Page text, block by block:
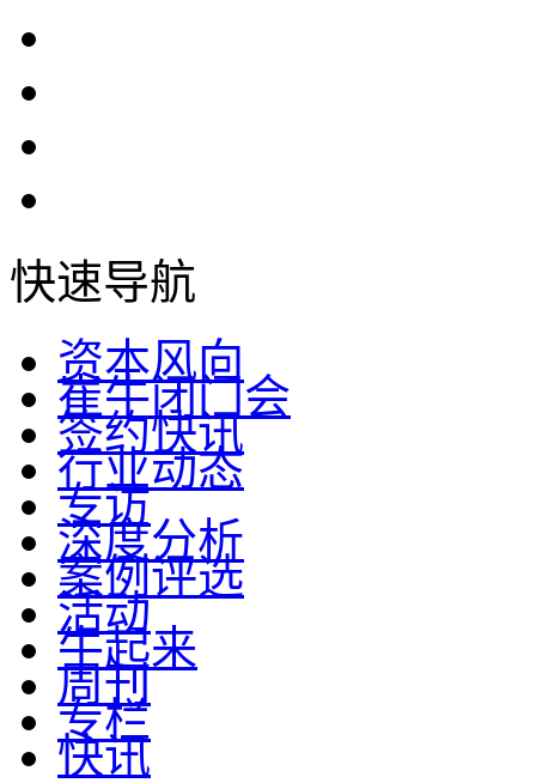
快速导航
资本风向
崔牛闭门会
签约快讯
行业动态
专访
深度分析
案例评选
活动
牛起来
周刊
专栏
快讯